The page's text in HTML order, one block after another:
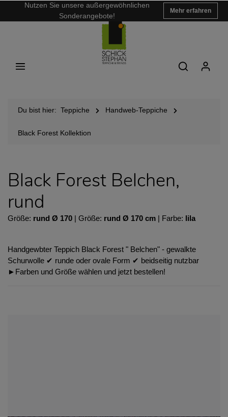
Nutzen Sie unsere außergewöhnlichen
Sonderangebote!
Mehr erfahren
Du bist hier: Teppiche Handweb-Teppiche
Black Forest Kollektion
Black Forest Belchen,
rund
Größe: rund Ø 170 | Größe: rund Ø 170 cm | Farbe: lila
Handgewbter Teppich Black Forest " Belchen" - gewalkte
Schurwolle ✔︎ runde oder ovale Form ✔︎ beidseitig nutzbar
►Farben und Größe wählen und jetzt bestellen!